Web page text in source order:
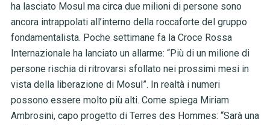
ha lasciato Mosul ma circa due milioni di persone sono
ancora intrappolati all’interno della roccaforte del gruppo
fondamentalista. Poche settimane fa la Croce Rossa
Internazionale ha lanciato un allarme: “Più di un milione di
persone rischia di ritrovarsi sfollato nei prossimi mesi in
vista della liberazione di Mosul”. In realtà i numeri
possono essere molto più alti. Come spiega Miriam
Ambrosini, capo progetto di Terres des Hommes: “Sarà una